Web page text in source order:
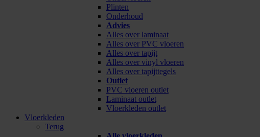
Plinten
Onderhoud
Advies
Alles over laminaat
Alles over PVC vloeren
Alles over tapijt
Alles over vinyl vloeren
Alles over tapijttegels
Outlet
PVC vloeren outlet
Laminaat outlet
Vloerkleden outlet
Vloerkleden
Terug